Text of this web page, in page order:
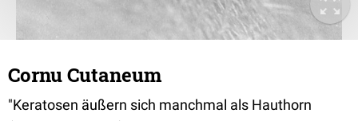
Cornu Cutaneum
"Keratosen äußern sich manchmal als Hauthorn